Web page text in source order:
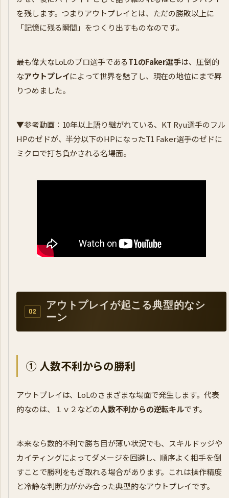
を残します。つまりアウトプレイとは、ただの勝敗以上に
「記憶に残る瞬間」をつくり出すものなのです。
最も偉大なLoLのプロ選手であるT1のFaker選手は、圧倒的
なアウトプレイによって世界を魅了し、現在の地位にまで昇
りつめました。
▼参考動画：10年以上語り継がれている、KT Ryu選手のフル
HPのゼドが、半分以下のHPになったT1 Faker選手のゼドに
ミクロで打ち負かされる名場面。
アウトプレイが起こる典型的なシ
ーン
① 人数不利からの勝利
アウトプレイは、LoLのさまざまな場面で発生します。代表
的なのは、１ｖ２などの人数不利からの逆転キルです。
本来なら数的不利で勝ち目が薄い状況でも、スキルドッジや
カイティングによってダメージを回避し、順序よく相手を倒
すことで勝利をもぎ取れる場合があります。これは操作精度
と冷静な判断力がかみ合った典型的なアウトプレイです。